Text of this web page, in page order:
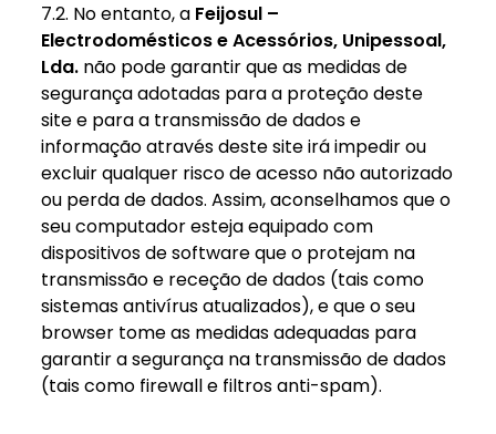
7.2. No entanto, a Feijosul –
Electrodomésticos e Acessórios, Unipessoal,
Lda. não pode garantir que as medidas de
segurança adotadas para a proteção deste
site e para a transmissão de dados e
informação através deste site irá impedir ou
excluir qualquer risco de acesso não autorizado
ou perda de dados. Assim, aconselhamos que o
seu computador esteja equipado com
dispositivos de software que o protejam na
transmissão e receção de dados (tais como
sistemas antivírus atualizados), e que o seu
browser tome as medidas adequadas para
garantir a segurança na transmissão de dados
(tais como firewall e filtros anti-spam).